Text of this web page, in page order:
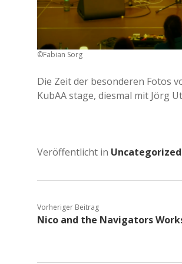
©️Fabian Sorg
Die Zeit der besonderen Fotos
KubAA stage, diesmal mit Jörg
Veröffentlicht in Uncategorized
Vorheriger Beitrag
Nico and the Navigators